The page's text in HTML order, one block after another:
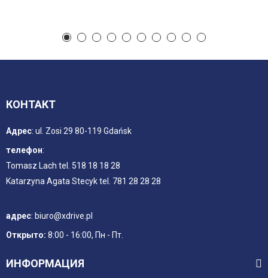
КОНТАКТ
Адрес: ul. Zosi 29 80-119 Gdańsk
телефон:
Tomasz Lach tel. 518 18 18 28
Katarzyna Agata Stecyk tel. 781 28 28 28
адрес: biuro@xdrive.pl
Открыто: 8:00 - 16:00, Пн - Пт.
ИНФОРМАЦИЯ